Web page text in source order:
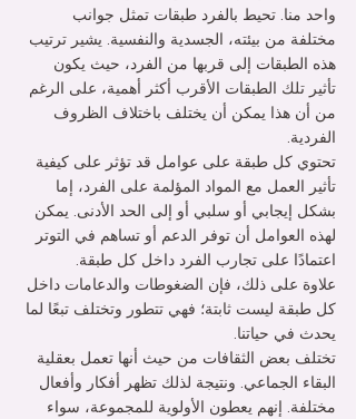
واحد منا. تحيط بالفرد طبقات تمثل جوانب
مختلفة من بيئته، الجسدية والنفسية. يشير ترتيب
هذه الطبقات إلى قربها من الفرد، حيث يكون
تأثير تلك الطبقات الأقرب أكثر أهمية، على الرغم
من أن هذا يمكن أن يختلف باختلاف الظروف
الفردية.
تحتوي كل طبقة على عوامل قد تؤثر على كيفية
تأثير العمل مع المواد المؤلمة على الفرد، إما
بشكل إيجابي أو سلبي أو إلى الحد الأدنى. يمكن
لهذه العوامل أن توفر الدعم أو تساهم في التوتر
اعتمادًا على تجارب الفرد داخل كل طبقة.
علاوة على ذلك، فإن الضغوطات والدعامات داخل
كل طبقة ليست ثابتة؛ فهي تتطور وتختلف تبعًا لما
يحدث في حياتنا.
تختلف بعض الثقافات من حيث أنها تعمل بعقلية
البقاء الجماعي. ونتيجة لذلك تظهر أفكار وأفعال
مختلفة. إنهم يعطون الأولوية للمجموعة، سواء